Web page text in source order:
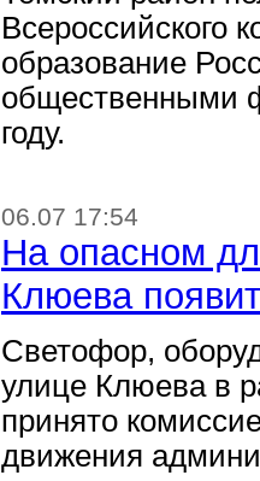
Всероссийского
образование
общественными
году.
06.07 17:54
На опасном
Клюева
Светофор,
улице Клюева в
принято
движения